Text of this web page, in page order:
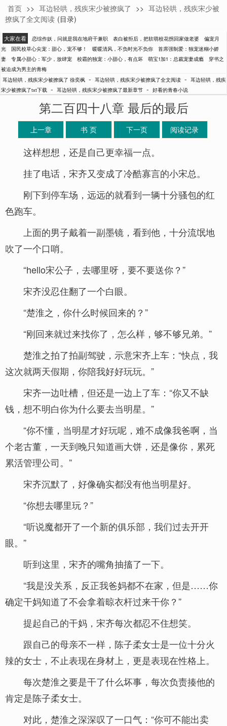
徐奕枫
首页 >> 耳边轻哄，残疾宋少被撩疯了 >> 耳边轻哄，残疾宋少被
撩疯了全文阅读 (目录)
大家在看 恋综作妖，问就是我在地府干兼职 表白被拒后，把软萌校花拐回家做老婆
偏宠月
光
国民校草心尖宠：甜心，宠不够！ 暖暖清风，不负时光不负你
首席强制爱：独宠迷糊小娇
妻
专属小甜心：军少，放肆宠 校霸的独宠：小甜心，有点坏 萌宝1加1：总裁宠妻成瘾
穿书之
被迫成为男主的青梅
耳边轻哄，残疾宋少被撩疯了 徐奕枫 - 耳边轻哄，残疾宋少被撩疯了全文阅读 - 耳边轻哄，残疾
宋少被撩疯了txt下载 - 耳边轻哄，残疾宋少被撩疯了最新章节 - 好看的青春小说
第二百四十八章 最后的最后
上一章 书 页 下一页 阅读记录
这样想想，还是自己更幸福一点。
挂了电话，宋齐又变成了冷酷寡言的小宋总。
刚下到停车场，远远的就看到一辆十分骚包的红
色跑车。
上面的男子戴着一副墨镜，看到他，十分流氓地
吹了一个口哨。
“hello宋公子，去哪里呀，要不要送你？”
宋齐没忍住翻了一个白眼。
“楚淮之，你什么时候回来的？”
“刚回来就过来找你了，怎么样，够不够兄弟。”
楚淮之拍了拍副驾驶，示意宋齐上车：“快点，我
这次就两天假期，你陪我好好玩玩。”
宋齐一边吐槽，但还是一边上了车：“你又不缺
钱，想不明白你为什么要去当明星。”
“你不懂，当明星才好玩呢，难不成像我爸啊，当
个老古董，一天到晚只知道画大饼，还是像你，累死
累活管理公司。”
宋齐沉默了，好像确实都没有他当明星好。
“你想去哪里玩？”
“听说魔都开了一个新的俱乐部，我们过去开开
眼。”
听到这里，宋齐的嘴角抽搐了一下。
“我是没关系，反正我爸妈都不在家，但是……你
确定干妈知道了不会拿着晾衣杆过来干你？”
提起自己的干妈，宋齐每次都忍不住想笑。
跟自己的母亲不一样，陈子柔女士是一位十分火
辣的女士，不止表现在身材上，更是表现在性格上。
每次楚淮之要是干了什么坏事，每次负责揍他的
肯定是陈子柔女士。
对此，楚淮之深深叹了一口气：“你可不能出卖